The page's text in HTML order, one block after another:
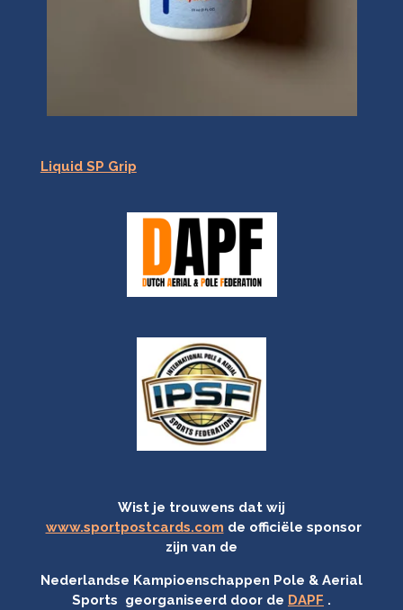
Liquid SP Grip
Wist je trouwens dat wij
www.sportpostcards.com de officiële sponsor
zijn van de
Nederlandse Kampioenschappen Pole & Aerial
Sports georganiseerd door de DAPF .